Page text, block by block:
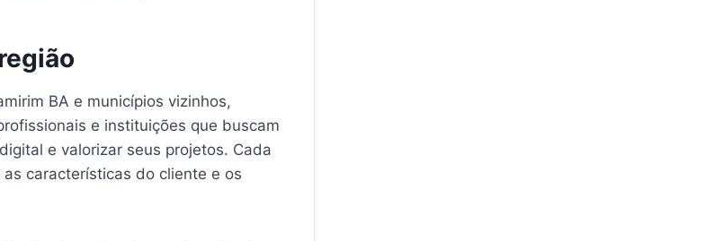
BA e municípios vizinhos,
e instituições que buscam
e valorizar seus projetos. Cada
características do cliente e os